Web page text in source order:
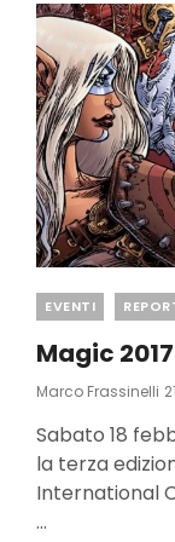
Categories
EVENTI
Magic
Marco Frassinelli
Sabato 18
la terza
International
…